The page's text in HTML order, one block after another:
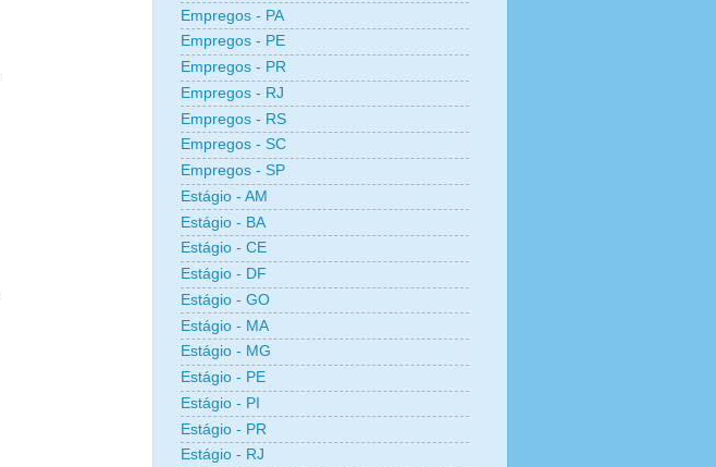
Empregos - PA
Empregos - PE
Empregos - PR
Empregos - RJ
Empregos - RS
Empregos - SC
Empregos - SP
Estágio - AM
Estágio - BA
Estágio - CE
Estágio - DF
Estágio - GO
Estágio - MA
Estágio - MG
Estágio - PE
Estágio - PI
Estágio - PR
Estágio - RJ